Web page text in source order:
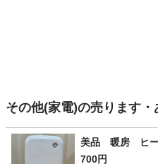
その他(家電)の売ります
美品 暖房 ヒ
700円